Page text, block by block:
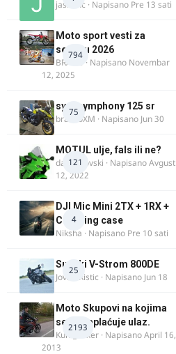
jasminc · Napisano Pre 13 sati
794
Moto sport vesti za
sezonu 2026
BRACO · Napisano Novembar
12, 2025
75
sym symphony 125 sr
brankoXM · Napisano Jun 30
121
MOTUL ulje, fals ili ne?
dalipopovski · NapisanoAvgust
12, 2022
4
DJI Mic Mini 2TX + 1RX +
Charging case
Niksha · Napisano Pre 10 sati
25
Suzuki V-Strom 800DE
Jovan Ristic · Napisano Jun 18
2193
Moto Skupovi na kojima
se ne naplaćuje ulaz.
Kum_Mixer · NapisanoApril 16,
2013